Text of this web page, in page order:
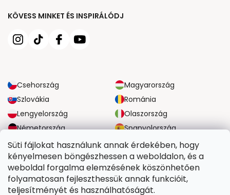
Süti fájlokat használunk annak érdekében, hogy
kényelmesen böngészhessen a weboldalon, és a
weboldal forgalma elemzésének köszönhetően
folyamatosan fejleszthessük annak funkcióit,
teljesítményét és használhatóságát.
KÖVESS MINKET ÉS INSPIRÁLÓDJ
Csehország
Magyarország
Szlovákia
Románia
Lengyelország
Olaszország
Németország
Spanyolország
Nagy-Britannia
Ausztria
MEGBÍZHATÓ SZÁLLÍTÁSI LEHETŐSÉGEK